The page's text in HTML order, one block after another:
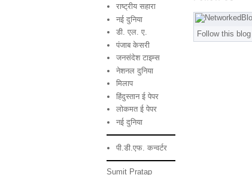
राष्ट्रीय सहारा
नई दुनिया
डी. एल. ए.
पंजाब केसरी
जनसंदेश टाइम्स
नेशनल दुनिया
मिलाप
हिंदुस्तान ई पेपर
लोकमत ई पेपर
नई दुनिया
पी.डी.एफ. कन्वर्टर
Sumit Pratap
Follow this blog